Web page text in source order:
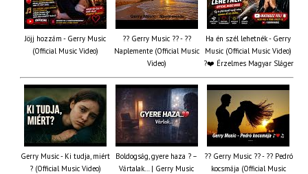
Jöjj hozzám - Gerry Music
(Official Music Video)
?? Gerry Music ?? - ??
Naplemente (Official Music
Video)
Ha én szél lehetnék - Gerry
Music (Official Music Video)
?️❤️ Érzelmes Magyar Sláger
Gerry Music - Ki tudja, miért
? (Official Music Video)
Boldogság, gyere haza ? –
Vártalak… | Gerry Music
?? Gerry Music ?? - ?? Pedró
kocsmája (Official Music